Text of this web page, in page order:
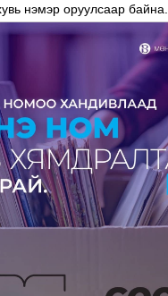
нэмэр оруулсаар байна.